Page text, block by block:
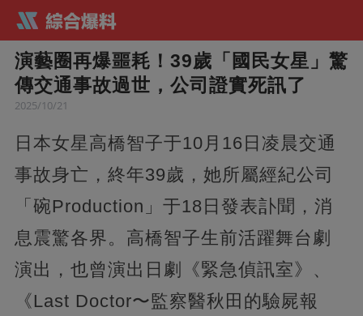
演藝圈再爆噩耗！39歲「國民女星」驚
傳交通事故過世，公司證實死訊了
2025/10/21
日本女星高橋智子于10月16日凌晨交通
事故身亡，終年39歲，她所屬經紀公司
「碗Production」于18日發表訃聞，消
息震驚各界。高橋智子生前活躍舞台劇
演出，也曾演出日劇《緊急偵訊室》、
《Last Doctor〜監察醫秋田的驗屍報